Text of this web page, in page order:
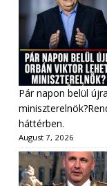
Pár napon belül
háttérben.
August 7, 2026